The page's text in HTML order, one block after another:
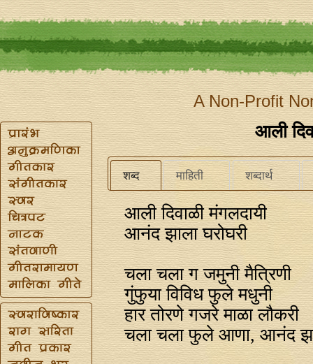
A Non-Profit
आली
शब्द माहिती शब्दार्थ
आली दिवाळी मंगलदायी
आनंद झाला घरोघरी
चला चला ग जमुनी मैत्रिणी
गुंफुया विविध फुले मधुनी
हार तोरणे गजरे माळा लौकरी
चला चला फुले आणा, आनंद